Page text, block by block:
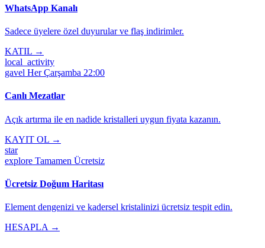
WhatsApp Kanalı
Sadece üyelere özel duyurular ve flaş indirimler.
KATIL →
local_activity
gavel Her Çarşamba 22:00
Canlı Mezatlar
Açık artırma ile en nadide kristalleri uygun fiyata kazanın.
KAYIT OL →
star
explore Tamamen Ücretsiz
Ücretsiz Doğum Haritası
Element dengenizi ve kadersel kristalinizi ücretsiz tespit edin.
HESAPLA →